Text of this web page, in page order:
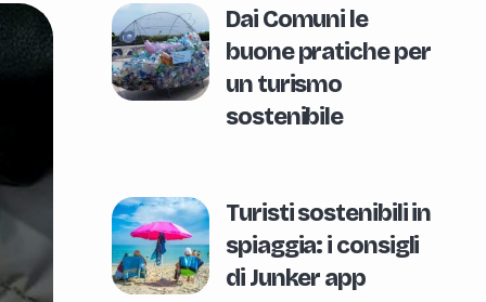
Dai Comuni le
buone pratiche per
un turismo
sostenibile
Turisti sostenibili in
spiaggia: i consigli
di Junker app